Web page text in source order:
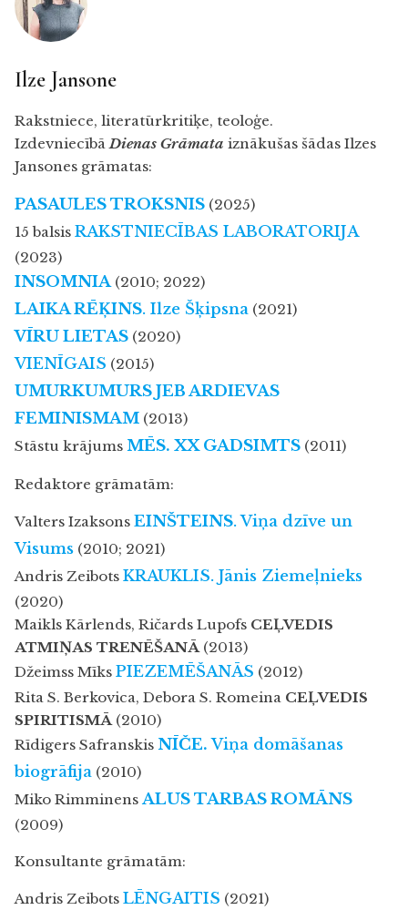
Ilze Jansone
Rakstniece, literatūrkritiķe, teoloģe.
IzdevniecībāDienas Grāmata iznākušas šādas Ilzes
Jansones grāmatas:
PASAULES TROKSNIS (2025)
15 balsis RAKSTNIECĪBAS LABORATORIJA
(2023)
INSOMNIA (2010; 2022)
LAIKA RĒĶINS. Ilze Šķipsna (2021)
VĪRU LIETAS (2020)
VIENĪGAIS (2015)
UMURKUMURS JEB ARDIEVAS
FEMINISMAM (2013)
Stāstu krājums MĒS. XX GADSIMTS (2011)
Redaktore grāmatām:
Valters Izaksons EINŠTEINS. Viņa dzīve un
Visums (2010; 2021)
Andris Zeibots KRAUKLIS. Jānis Ziemeļnieks
(2020)
Maikls Kārlends, Ričards Lupofs CEĻVEDIS
ATMIŅAS TRENĒŠANĀ(2013)
Džeimss Mīks PIEZEMĒŠANĀS (2012)
Rita S. Berkovica, Debora S. Romeina CEĻVEDIS
SPIRITISMĀ(2010)
Rīdigers Safranskis NĪČE.Viņa domāšanas
biogrāfija (2010)
Miko Rimminens ALUS TARBAS ROMĀNS
(2009)
Konsultante grāmatām:
Andris Zeibots LĒNGAITIS (2021)